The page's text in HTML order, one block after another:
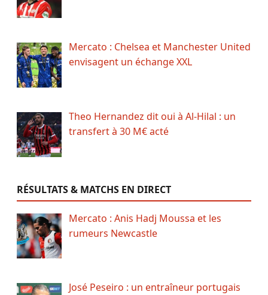
Mercato : Chelsea et Manchester United
envisagent un échange XXL
Theo Hernandez dit oui à Al-Hilal : un
transfert à 30 M€ acté
RÉSULTATS & MATCHS EN DIRECT
Mercato : Anis Hadj Moussa et les
rumeurs Newcastle
José Peseiro : un entraîneur portugais